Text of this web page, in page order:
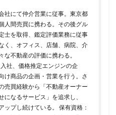
社にて仲介営業に従事。東京都
人間売買に携わる。その後グル
士を取得、鑑定評価業務に従事
く、オフィス、店舗、病院、介
不動産の評価に携わる。
社、価格推定エンジンの企
け商品の企画・営業を行う。さ
売買経験から「不動産オーナー
なるサービス」を追求し、
ップし続けている。 保有資格：